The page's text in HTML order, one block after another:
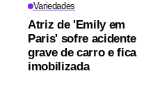
Variedades
Atriz de 'Emily em
Paris' sofre acidente
grave de carro e fica
imobilizada